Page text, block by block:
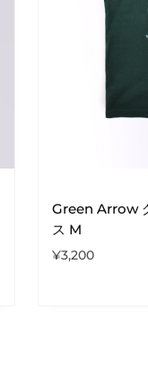
Green Arrow
ス M
¥3,200